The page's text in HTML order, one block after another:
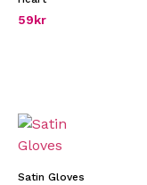
59kr
Satin Gloves